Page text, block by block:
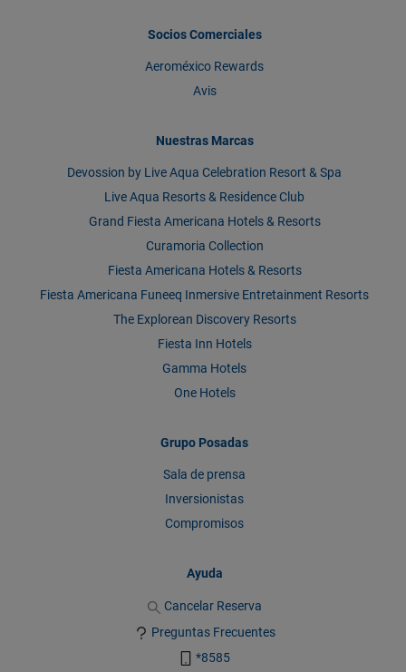
Socios Comerciales
Aeroméxico Rewards
Avis
Nuestras Marcas
Devossion by Live Aqua Celebration Resort & Spa
Live Aqua Resorts & Residence Club
Grand Fiesta Americana Hotels & Resorts
Curamoria Collection
Fiesta Americana Hotels & Resorts
Fiesta Americana Funeeq Inmersive Entretainment Resorts
The Explorean Discovery Resorts
Fiesta Inn Hotels
Gamma Hotels
One Hotels
Grupo Posadas
Sala de prensa
Inversionistas
Compromisos
Ayuda
Cancelar Reserva
Preguntas Frecuentes
*8585